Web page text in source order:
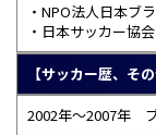
・NPO法人日本ブ
・日本サッカー協
【サッカー歴、そ
2002年〜2007年